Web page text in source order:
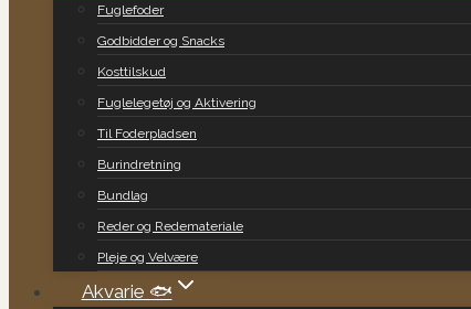
Fuglefoder
Godbidder og Snacks
Kosttilskud
Fuglelegetøj og Aktivering
Til Foderpladsen
Burindretning
Bundlag
Reder og Redemateriale
Pleje og Velvære
Akvarie 🐟